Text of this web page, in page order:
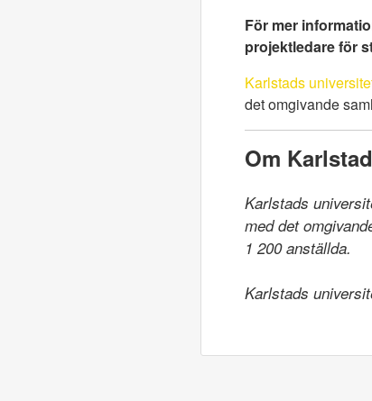
För mer
projektledare för
Karlstads
det omgivande
Om
Karlstads
med det
1 200 anställda.
Karlstads